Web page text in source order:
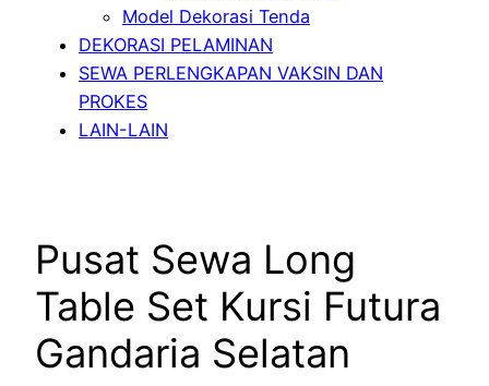
Model Dekorasi Tenda
DEKORASI PELAMINAN
SEWA PERLENGKAPAN VAKSIN DAN
PROKES
LAIN-LAIN
Pusat Sewa Long
Table Set Kursi Futura
Gandaria Selatan